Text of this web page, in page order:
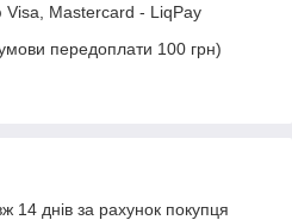
Mastercard - LiqPay
передоплати 100 грн)
14 днів за рахунок покупця